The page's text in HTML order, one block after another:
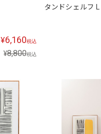
¥6,160税込
¥8,800税込
タンドシェルフ L